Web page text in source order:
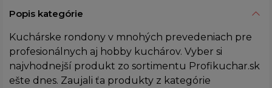
Popis kategórie
Kuchárske rondony v mnohých prevedeniach pre
profesionálnych aj hobby kuchárov. Vyber si
najvhodnejší produkt zo sortimentu Profikuchar.sk
ešte dnes. Zaujali ťa produkty z kategórie